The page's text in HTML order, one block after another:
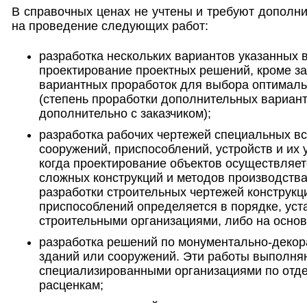
В справочных ценах не учтены и требуют
на проведение следующих работ:
разработка нескольких вариантов указанных
проектирование проектных решений, кроме
вариантных проработок для выбора
(степень проработки дополнительных
дополнительно с заказчиком);
разработка рабочих чертежей специальных
сооружений, приспособлений, устройств и их
когда проектирование объектов
сложных конструкций и методов
разработки строительных чертежей
приспособлений определяется в порядке,
строительными организациями, либо на
разработка решений по монументально-
зданий или сооружений. Эти работы
специализированными организациями по
расценкам;